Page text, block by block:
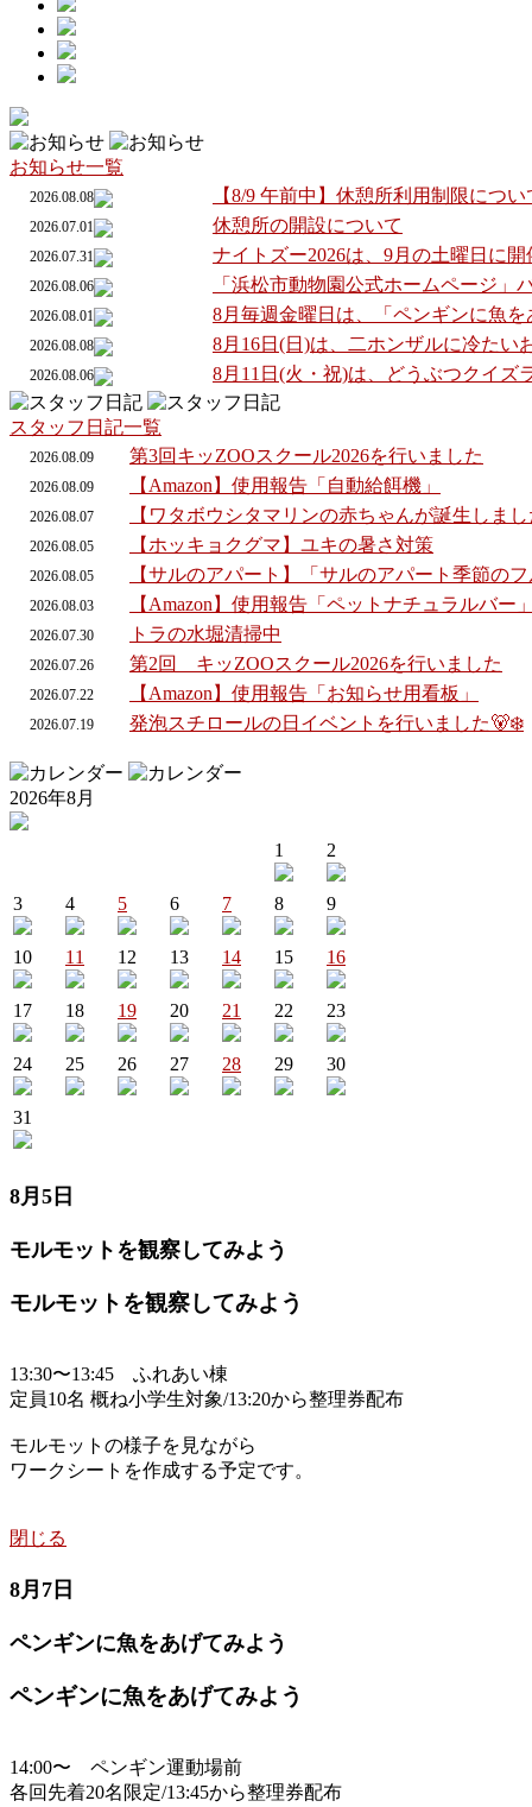
お知らせ一覧
2026.08.08 【8/9 午前中】休憩所利用制限につい
2026.07.01 休憩所の開設について
2026.07.31 ナイトズー2026は、9月の土曜日に開
2026.08.06 「浜松市動物園公式ホームページ」
2026.08.01 8月毎週金曜日は、「ペンギンに魚
2026.08.08 8月16日(日)は、二ホンザルに冷たい
2026.08.06 8月11日(火・祝)は、どうぶつクイズ
スタッフ日記一覧
2026.08.09 第3回キッZOOスクール2026を行いました
2026.08.09 【Amazon】使用報告「自動給餌機」
2026.08.07 【ワタボウシタマリンの赤ちゃんが誕生しま
2026.08.05 【ホッキョクグマ】ユキの暑さ対策
2026.08.05 【サルのアパート】「サルのアパート季節の
2026.08.03 【Amazon】使用報告「ペットナチュラルバー
2026.07.30 トラの水堀清掃中
2026.07.26 第2回 キッZOOスクール2026を行いました
2026.07.22 【Amazon】使用報告「お知らせ用看板」
2026.07.19 発泡スチロールの日イベントを行いました🐻‍❄️
2026年8月
1 2
3 4 5 6 7 8 9
10 11 12 13 14 15 16
17 18 19 20 21 22 23
24 25 26 27 28 29 30
31
8月5日
モルモットを観察してみよう
モルモットを観察してみよう
13:30〜13:45 ふれあい棟
定員10名 概ね小学生対象/13:20から整理券配布
モルモットの様子を見ながら
ワークシートを作成する予定です。
閉じる
8月7日
ペンギンに魚をあげてみよう
ペンギンに魚をあげてみよう
14:00〜 ペンギン運動場前
各回先着20名限定/13:45から整理券配布